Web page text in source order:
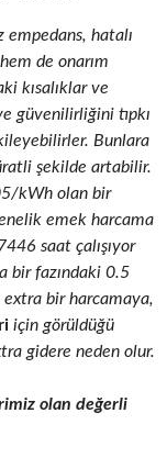
empedans, hatalı
de onarım
kısalıklar ve
güvenilirliğini tıpkı
Bunlara
şekilde artabilir.
kWh olan bir
emek harcama
saat çalışıyor
bir fazındaki 0.5
extra bir harcamaya,
için görüldüğü
gidere neden olur.
olan değerli